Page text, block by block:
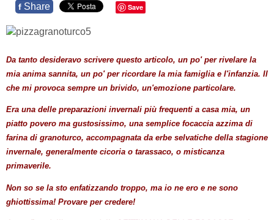
f Share Save
Da tanto desideravo scrivere questo articolo, un po' per rivelare la
mia anima sannita, un po' per ricordare la mia famiglia e l'infanzia. Il
che mi provoca sempre un brivido, un'emozione particolare.
Era una delle preparazioni invernali più frequenti a casa mia, un
piatto povero ma gustosissimo, una semplice focaccia azzima di
farina di granoturco, accompagnata da erbe selvatiche della stagione
invernale, generalmente cicoria o tarassaco, o misticanza
primaverile.
Non so se la sto enfatizzando troppo, ma io ne ero e ne sono
ghiottissima! Provare per credere!